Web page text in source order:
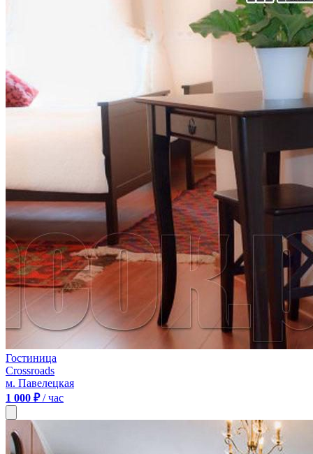
Гостиница
Crossroads
м. Павелецкая
1 000 ₽/ час